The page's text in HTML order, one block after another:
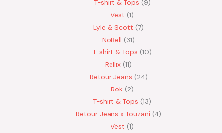
T-shirt & Tops 9
Vest 1
Lyle & Scott 7
NoBell
31
T-shirt & Tops 10
Rellix 11
Retour Jeans 24
Rok 2
T-shirt & Tops 13
Retour Jeans x Touzani 4
Vest 1